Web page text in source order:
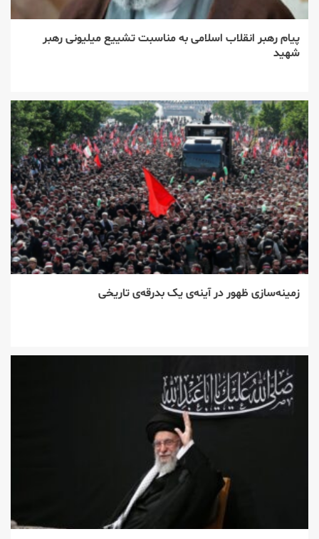
پیام رهبر انقلاب اسلامی به مناسبت تشییع میلیونی رهبر
شهید
زمینه‌سازی ظهور در آینه‌ی یک بدرقه‌ی تاریخی